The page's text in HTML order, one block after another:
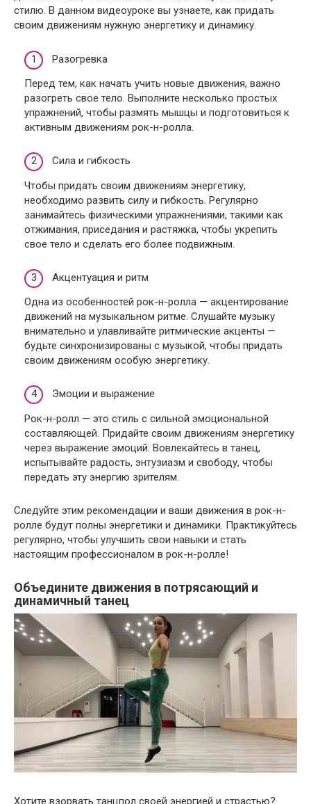
стилю. В данном видеоуроке вы узнаете, как придать
своим движениям нужную энергетику и динамику.
Разогревка
Перед тем, как начать учить новые движения, важно
разогреть свое тело. Выполните несколько простых
упражнений, чтобы размять мышцы и подготовиться к
активным движениям рок-н-ролла.
Сила и гибкость
Чтобы придать своим движениям энергетику,
необходимо развить силу и гибкость. Регулярно
занимайтесь физическими упражнениями, такими как
отжимания, приседания и растяжка, чтобы укрепить
свое тело и сделать его более подвижным.
Акцентуация и ритм
Одна из особенностей рок-н-ролла — акцентирование
движений на музыкальном ритме. Слушайте музыку
внимательно и улавливайте ритмические акценты —
будьте синхронизированы с музыкой, чтобы придать
своим движениям особую энергетику.
Эмоции и выражение
Рок-н-ролл — это стиль с сильной эмоциональной
составляющей. Придайте своим движениям энергетику
через выражение эмоций. Вовлекайтесь в танец,
испытывайте радость, энтузиазм и свободу, чтобы
передать эту энергию зрителям.
Следуйте этим рекомендации и ваши движения в рок-н-
ролле будут полны энергетики и динамики. Практикуйтесь
регулярно, чтобы улучшить свои навыки и стать
настоящим профессионалом в рок-н-ролле!
Объедините движения в потрясающий и
динамичный танец
Хотите взорвать танцпол своей энергией и страстью?